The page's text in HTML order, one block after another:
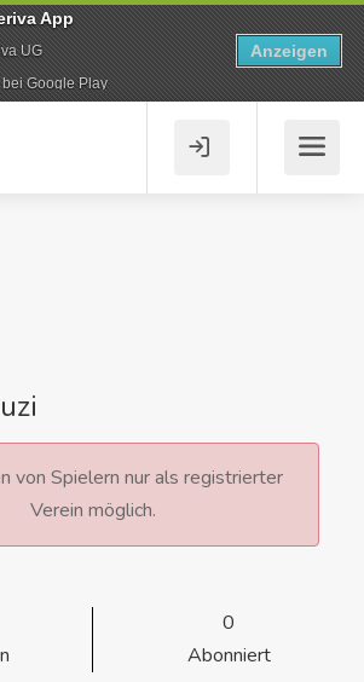
von Spielern nur als registrierter
Verein möglich.
0
Abonniert
App
UG
Google Play
Anzeigen